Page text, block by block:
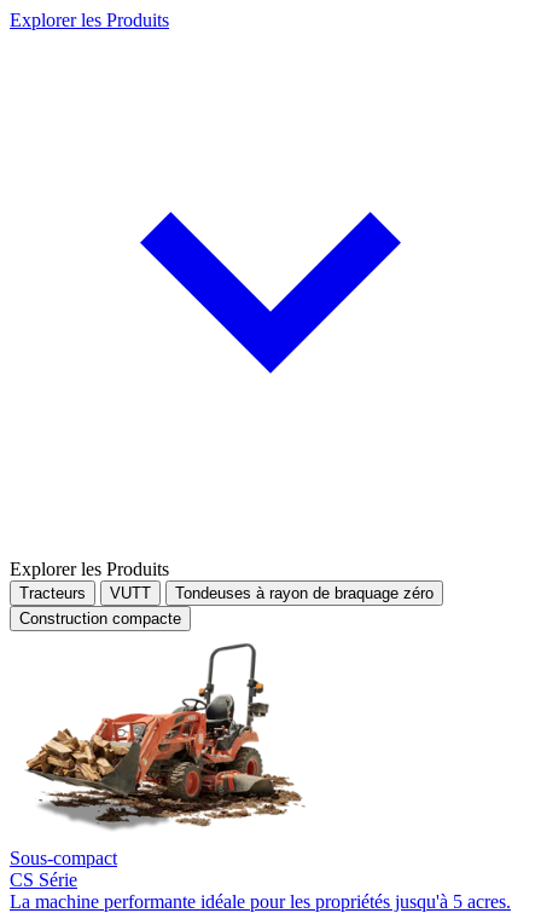
Explorer les Produits
Explorer les Produits
Tracteurs VUTT
Tondeuses à rayon de braquage zéro
Construction compacte
Sous-compact
CS Série
La machine performante idéale pour les propriétés jusqu'à 5 acres.